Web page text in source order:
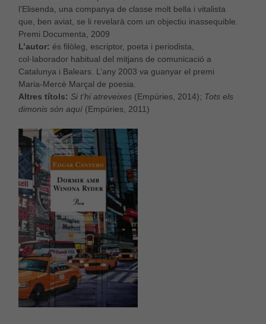
l’Elisenda, una companya de classe molt bella i vitalista
que, ben aviat, se li revelarà com un objectiu inassequible.
Premi Documenta, 2009
L’autor: és filòleg, escriptor, poeta i periodista,
col·laborador habitual del mitjans de comunicació a
Catalunya i Balears. L’any 2003 va guanyar el premi
Maria-Mercè Marçal de poesia.
Altres títols: Si t’hi atreveixes(Empúries, 2014); Tots els
dimonis són aquí (Empúries, 2011)